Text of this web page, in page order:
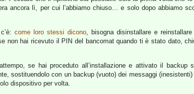
ancora lì, per cui l’abbiamo chiuso… e solo dopo abbiamo
come loro stessi dicono, bisogna disinstallare e
non hai ricevuto il PIN del bancomat quando ti è stato dato,
se hai proceduto all’installazione e attivato il backup
sostituendolo con un backup (vuoto) dei messaggi
dispositivo per volta.